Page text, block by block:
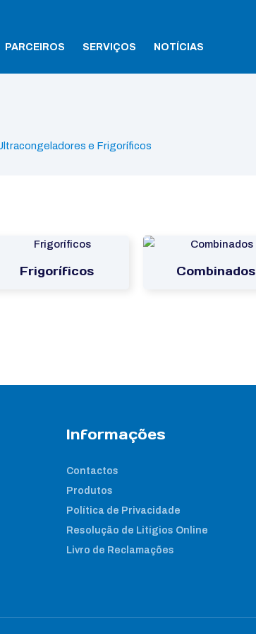
PARCEIROS SERVIÇOS
NOTÍCIAS
e Frigoríficos
Frigoríficos Combinados
Informações
Contactos
Produtos
Política de Privacidade
Resolução de Litígios Online
Livro de Reclamações